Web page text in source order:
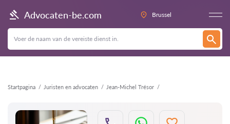
Advocaten-be.com Brussel
Startpagina Juristen en advocaten Jean-Michel Trésor
Terug